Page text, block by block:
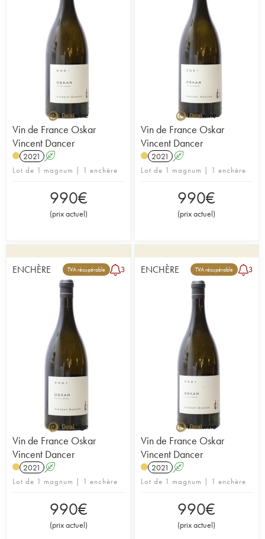
Vin de France Oskar
Vincent Dancer
2021 A
Lot de 1 magnum | 1 enchère
990€
(prix actuel)
Vin de France Oskar
Vincent Dancer
2021 A
Lot de 1 magnum | 1 enchère
990€
(prix actuel)
ENCHÈRE TVA récupérable 3
Vin de France Oskar
Vincent Dancer
2021 A
Lot de 1 magnum | 1 enchère
990€
(prix actuel)
ENCHÈRE TVA récupérable 3
Vin de France Oskar
Vincent Dancer
2021 A
Lot de 1 magnum | 1 enchère
990€
(prix actuel)